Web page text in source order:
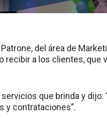
del área de
recibir a los clientes, que
que brinda y
y contrataciones”.